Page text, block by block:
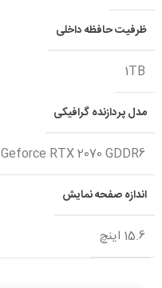
ظرفیت حافظه داخلی
1TB
مدل پردازنده گرافیکی
Geforce RTX 2070 GDDR6
اندازه صفحه نمایش
15.6 اینچ